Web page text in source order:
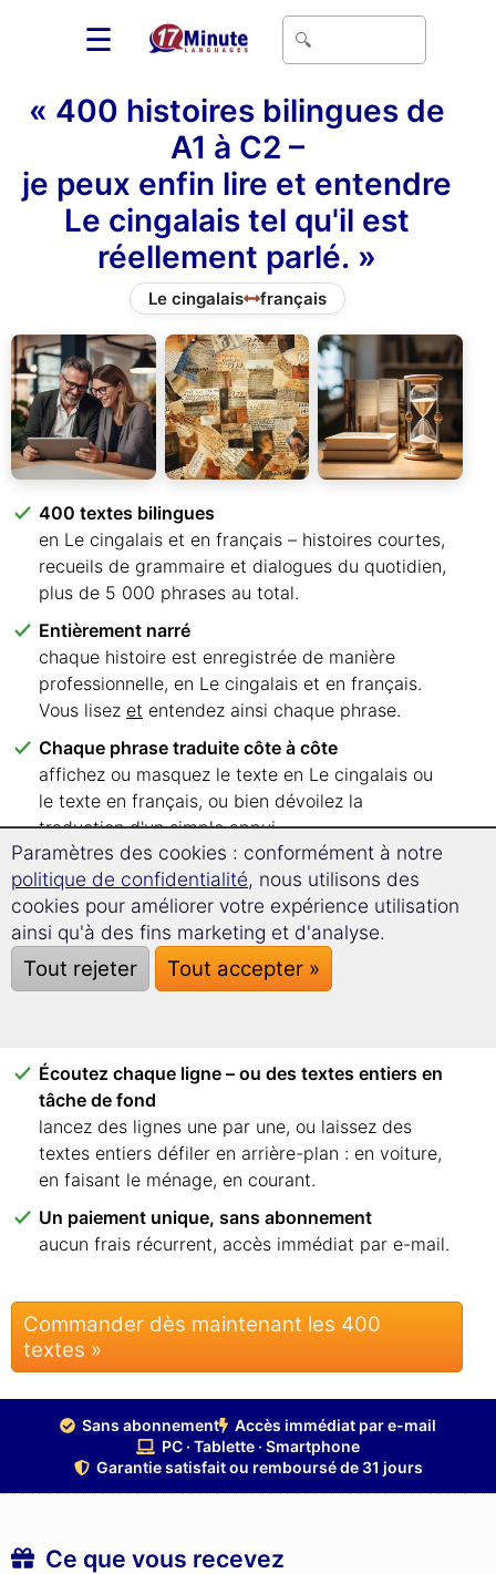
☰
« 400 histoires bilingues de
A1 à C2 –
je peux enfin lire et entendre
Le cingalais tel qu'il est
réellement parlé. »
Le cingalais français
400 textes bilingues
en Le cingalais et en français – histoires courtes,
recueils de grammaire et dialogues du quotidien,
plus de 5 000 phrases au total.
Entièrement narré
chaque histoire est enregistrée de manière
professionnelle, en Le cingalais et en français.
Vous lisez et entendez ainsi chaque phrase.
Chaque phrase traduite côte à côte
affichez ou masquez le texte en Le cingalais ou
le texte en français, ou bien dévoilez la
traduction d'un simple appui.
Six niveaux de langue, clairement classés
de A1 à C2 – vous savez immédiatement par
quels textes commencer.
Lisez où vous voulez
dans votre navigateur, sur PC, tablette ou
Écoutez chaque ligne – ou des textes entiers en
tâche de fond
lancez des lignes une par une, ou laissez des
textes entiers défiler en arrière-plan : en voiture,
en faisant le ménage, en courant.
Un paiement unique, sans abonnement
aucun frais récurrent, accès immédiat par e-mail.
Commander dès maintenant les 400
textes »
Sans abonnement
Accès immédiat par e-mail
PC · Tablette · Smartphone
Garantie satisfait ou remboursé de 31 jours
Ce que vous recevez
Paramètres des cookies : conformément à notre
politique de confidentialité, nous utilisons des
cookies pour améliorer votre expérience utilisation
ainsi qu'à des fins marketing et d'analyse.
Tout rejeter Tout accepter »